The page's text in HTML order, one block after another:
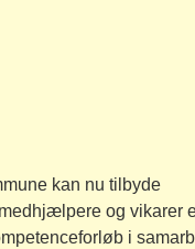
kan nu tilbyde
og vikarer
i